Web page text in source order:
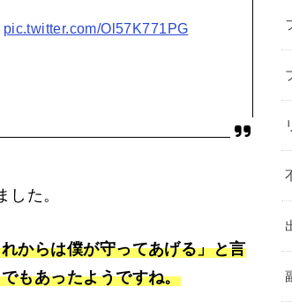
pic.twitter.com/Ol57K771PG
た。
からは僕が守ってあげる」と言
もあったようですね。